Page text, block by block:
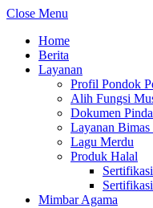
Close Menu
Home
Berita
Layanan
Profil Pondok
Alih Fungsi
Dokumen
Layanan Bimas
Lagu Merdu
Produk Halal
Mimbar Agama